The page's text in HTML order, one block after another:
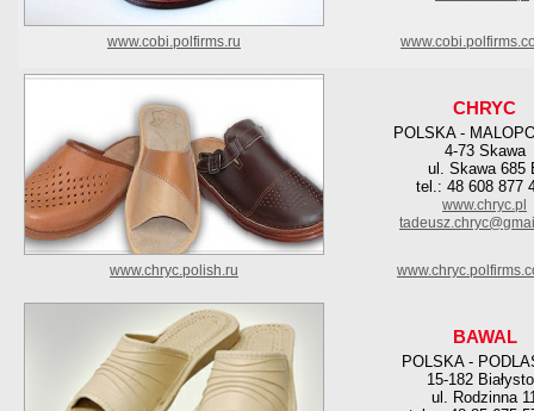
www.cobi.polfirms.ru
CHRYC
POLSKA -
4-73 Skawa
ul. Skawa 685
tel.: 48 608 877
www.chryc.pl
www.chryc.polish.ru
BAWAL
POLSKA -
15-182
ul. Rodzinna